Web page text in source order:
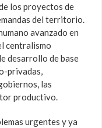
los proyectos de
del territorio.
avanzado en
centralismo
desarrollo de base
privadas,
las
productivo.
urgentes y ya